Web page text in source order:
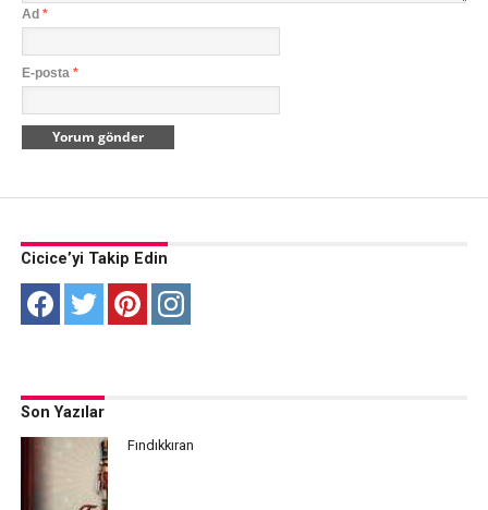
Ad *
E-posta *
Cicice’yi Takip Edin
Son Yazılar
Fındıkkıran